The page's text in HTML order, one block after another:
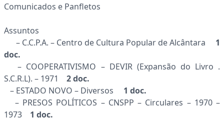
Comunicados e Panfletos
Assuntos
– C.C.P.A. – Centro de Cultura Popular de Alcântara 1
doc.
– COOPERATIVISMO – DEVIR (Expansão do Livro .
S.C.R.L). – 1971 2 doc.
– ESTADO NOVO – Diversos 1 doc.
– PRESOS POLÍTICOS – CNSPP – Circulares – 1970 –
1973 1 doc.